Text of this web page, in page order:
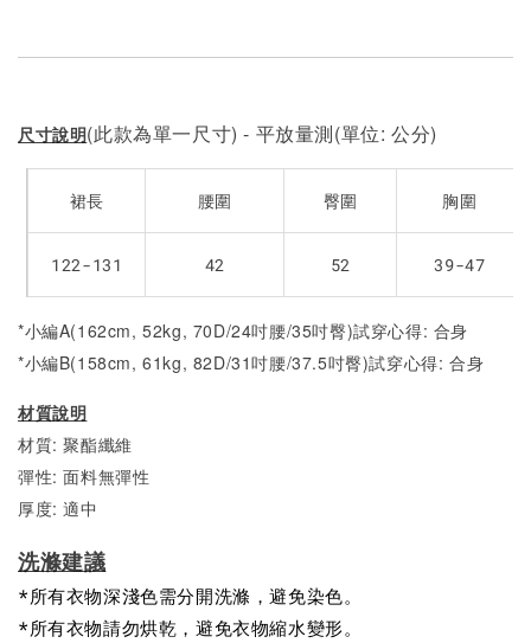
尺寸說明(此款為單一尺寸) - 平放量測(單位: 公分)
裙長 腰圍 臀圍 胸圍
122-131 42 52 39-47
*小編A(162cm, 52kg, 70D/24吋腰/35吋臀)試穿心得: 合身
*小編B(158cm, 61kg, 82D/31吋腰/37.5吋臀)試穿心得:合身
材質說明
材質: 聚酯纖維
彈性: 面料無彈性
厚度: 適中
洗滌建議
*所有衣物深淺色需分開洗滌，避免染色。
*所有衣物請勿烘乾，避免衣物縮水變形。